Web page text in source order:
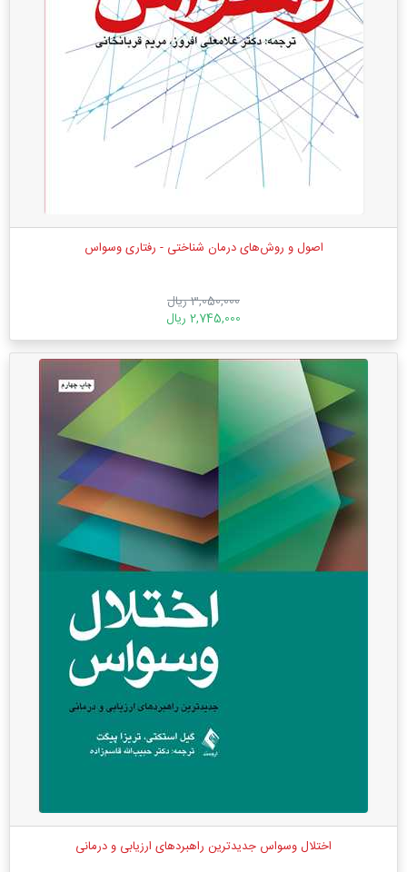
اصول و روش‌های درمان شناختی - رفتاری وسواس
3,050,000 ریال
2,745,000 ریال
اختلال وسواس جدیدترین راهبردهای ارزیابی و درمانی